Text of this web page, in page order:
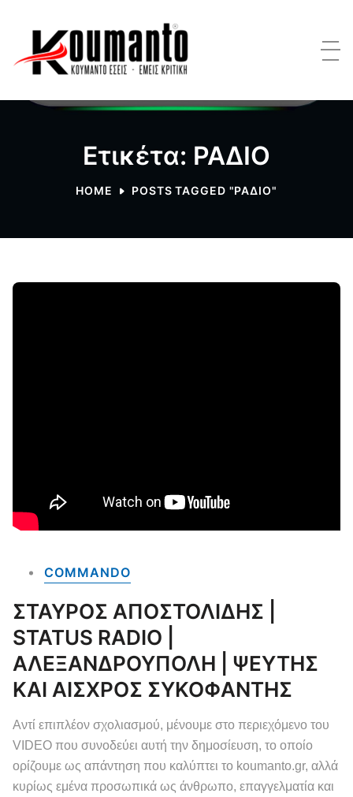
Ετικέτα: ΡΑΔΙΟ
HOME POSTS TAGGED "ΡΑΔΙΟ"
COMMANDO
ΣΤΑΥΡΟΣ ΑΠΟΣΤΟΛΙΔΗΣ |
STATUS RADIO |
ΑΛΕΞΑΝΔΡΟΥΠΟΛΗ | ΨΕΥΤΗΣ
ΚΑΙ ΑΙΣΧΡΟΣ ΣΥΚΟΦΑΝΤΗΣ
Αντί επιπλέον σχολιασμού, μένουμε στο περιεχόμενο του
VIDEO που συνοδεύει αυτή την δημοσίευση, το οποίο
ορίζουμε ως απάντηση που καλύπτει το koumanto.gr, αλλά
κυρίως εμένα προσωπικά ως άνθρωπο, επαγγελματία και